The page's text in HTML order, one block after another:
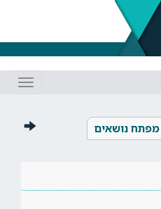
מפתח נושאים